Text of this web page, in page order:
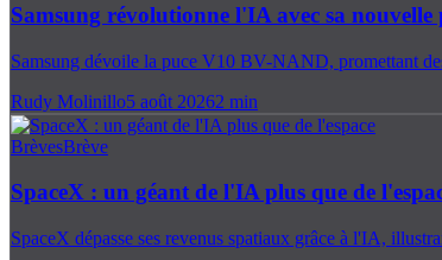
Samsung révolutionne l'IA avec sa
Samsung dévoile la puce V10 BV-NAND, promettant
Rudy Molinillo5 août 20262 min
BrèvesBrève
SpaceX : un géant de l'IA plus que de
SpaceX dépasse ses revenus spatiaux grâce à l'IA,